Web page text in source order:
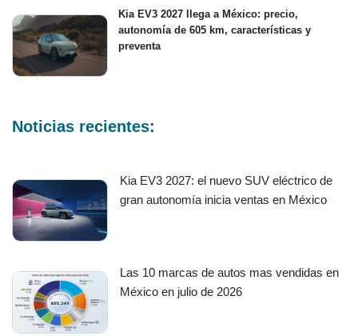
Kia EV3 2027 llega a México: precio,
autonomía de 605 km, características y
preventa
Noticias recientes:
Kia EV3 2027: el nuevo SUV eléctrico de
gran autonomía inicia ventas en México
Las 10 marcas de autos mas vendidas en
México en julio de 2026